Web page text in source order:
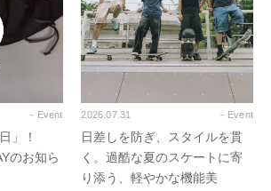
- Event
」！
のお知ら
2026.07.31 - Event
日差しを防ぎ、スタイルを貫
く。過酷な夏のスケートに寄
り添う、軽やかな機能美